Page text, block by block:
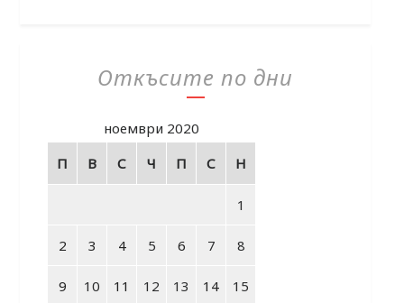
Откъсите по дни
ноември 2020
П
В С Ч П С Н
1
2 3 4 5 6 7 8
9 10 11 12 13 14 15